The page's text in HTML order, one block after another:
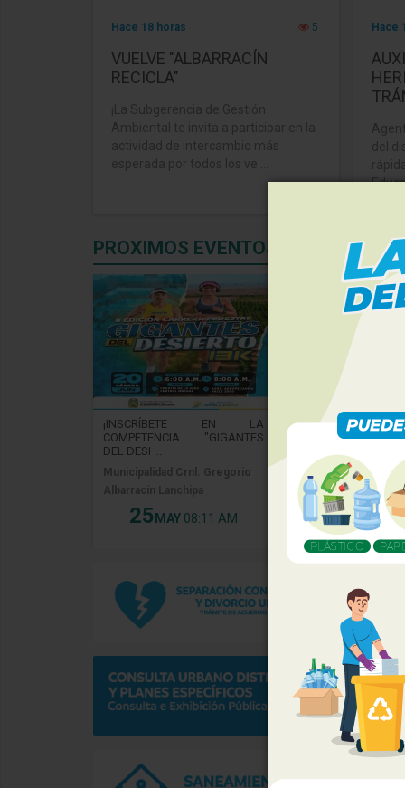
Hace 18 horas 5
VUELVE "ALBARRACÍN
RECICLA"
Hace
PROXIMOS EVENTOS
¡INSCRÍBETE EN LA
COMPETENCIA "GIGANTES
DEL DESI ...
25 MAY 08:11 AM
¡SOMOS
NUEVO ES SEDE
Asociación
2000.
22MAY